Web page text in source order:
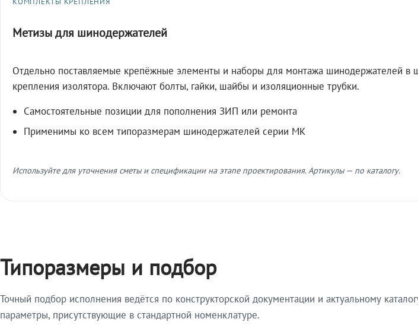
Метизы для шинодержателей
Отдельно поставляемые крепёжные элементы и наборы для монтажа шинодержателей в
крепления изолятора. Включают болты, гайки, шайбы и изоляционные трубки.
Самостоятельные позиции для пополнения ЗИП или ремонта
Применимы ко всем типоразмерам шинодержателей серии МК
Используйте для уточнения сметы и спецификации на этапе проектирования. Артикулы — по каталогу.
Типоразмеры и подбор
Точный подбор исполнения ведётся по конструкторской документации и актуальному
параметры, присутствующие в стандартной номенклатуре.